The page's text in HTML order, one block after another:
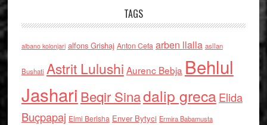
TAGS
albano kolonjari alfons Grishaj Anton Cefa arben llalla asllan
Bushati Astrit Lulushi Aurenc Bebja Behlul
Jashari Beqir Sinadalip grecaElida
Buçpapaj Elmi Berisha Enver Bytyci Ermira Babamusta